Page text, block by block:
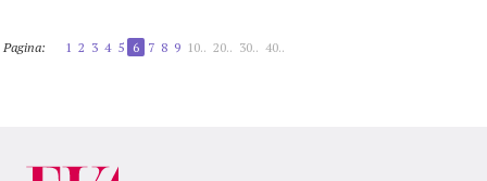
Pagina: 1 2 3 4 5 6 7 8 9 10.. 20.. 30.. 40..